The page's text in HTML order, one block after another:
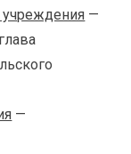
—
—